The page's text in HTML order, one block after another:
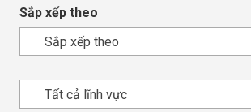
Sắp xếp theo
Sắp xếp theo
Tất cả lĩnh vực